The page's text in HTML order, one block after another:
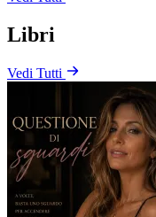
Libri
Vedi Tutti